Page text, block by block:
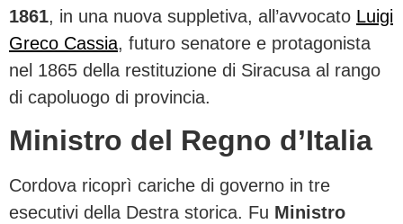
1861, in una nuova suppletiva, all’avvocato Luigi
Greco Cassia, futuro senatore e protagonista
nel 1865 della restituzione di Siracusa al rango
di capoluogo di provincia.
Ministro del Regno d’Italia
Cordova ricoprì cariche di governo in tre
esecutivi della Destra storica. Fu Ministro